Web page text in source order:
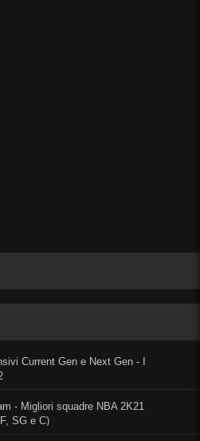
Current Gen e Next Gen - I
- Migliori squadre NBA 2K21
SG e C)